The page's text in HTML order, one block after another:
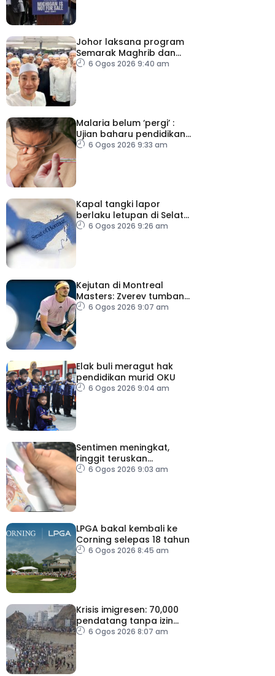
Johor laksana program
Semarak Maghrib dan
Isyak perkasa solat
6 Ogos 2026 9:40 am
Malaria belum ‘pergi’ :
Ujian baharu pendidikan
perubatan dan sistem
6 Ogos 2026 9:33 am
Kapal tangki lapor
berlaku letupan di Selat
Hormuz ketika Iran-Oman
6 Ogos 2026 9:26 am
Kejutan di Montreal
Masters: Zverev tumbang,
Auger-Aliasime tarik diri
6 Ogos 2026 9:07 am
Elak buli meragut hak
pendidikan murid OKU
6 Ogos 2026 9:04 am
Sentimen meningkat,
ringgit teruskan
momentum mengukuh
6 Ogos 2026 9:03 am
LPGA bakal kembali ke
Corning selepas 18 tahun
6 Ogos 2026 8:45 am
Krisis imigresen: 70,000
pendatang tanpa izin
dipulangkan ke Maghribi
6 Ogos 2026 8:07 am